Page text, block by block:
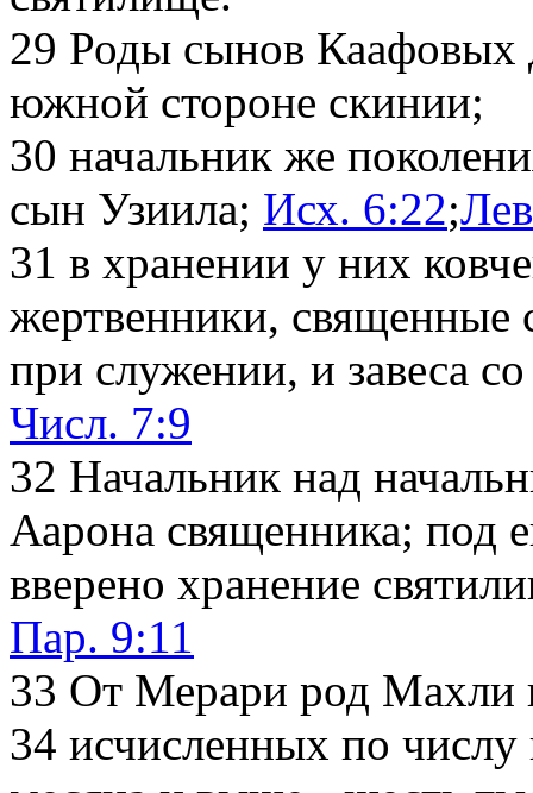
29 Роды сынов Каафовых
южной стороне скинии;
30 начальник же
сын Узиила; Исх. 6:22;
31 в хранении у них
жертвенники, священные
при служении, и завеса
Числ. 7:9
32 Начальник над
Аарона священника; под
вверено хранение
Пар. 9:11
33 От Мерари род
34 исчисленных по числу